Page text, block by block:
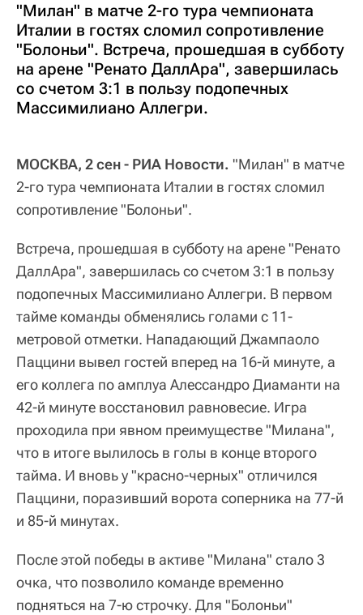
"Милан" в матче 2-го тура чемпионата
Италии в гостях сломил сопротивление
"Болоньи". Встреча, прошедшая в субботу
на арене "Ренато ДаллАра", завершилась
со счетом 3:1 в пользу подопечных
Массимилиано Аллегри.
МОСКВА, 2 сен - РИА Новости. "Милан" в матче
2-го тура чемпионата Италии в гостях сломил
сопротивление "Болоньи".
Встреча, прошедшая в субботу на арене "Ренато
ДаллАра", завершилась со счетом 3:1 в пользу
подопечных Массимилиано Аллегри. В первом
тайме команды обменялись голами с 11-
метровой отметки. Нападающий Джампаоло
Паццини вывел гостей вперед на 16-й минуте, а
его коллега по амплуа Алессандро Диаманти на
42-й минуте восстановил равновесие. Игра
проходила при явном преимуществе "Милана",
что в итоге вылилось в голы в конце второго
тайма. И вновь у "красно-черных" отличился
Паццини, поразивший ворота соперника на 77-й
и 85-й минутах.
После этой победы в активе "Милана" стало 3
очка, что позволило команде временно
подняться на 7-ю строчку. Для "Болоньи"